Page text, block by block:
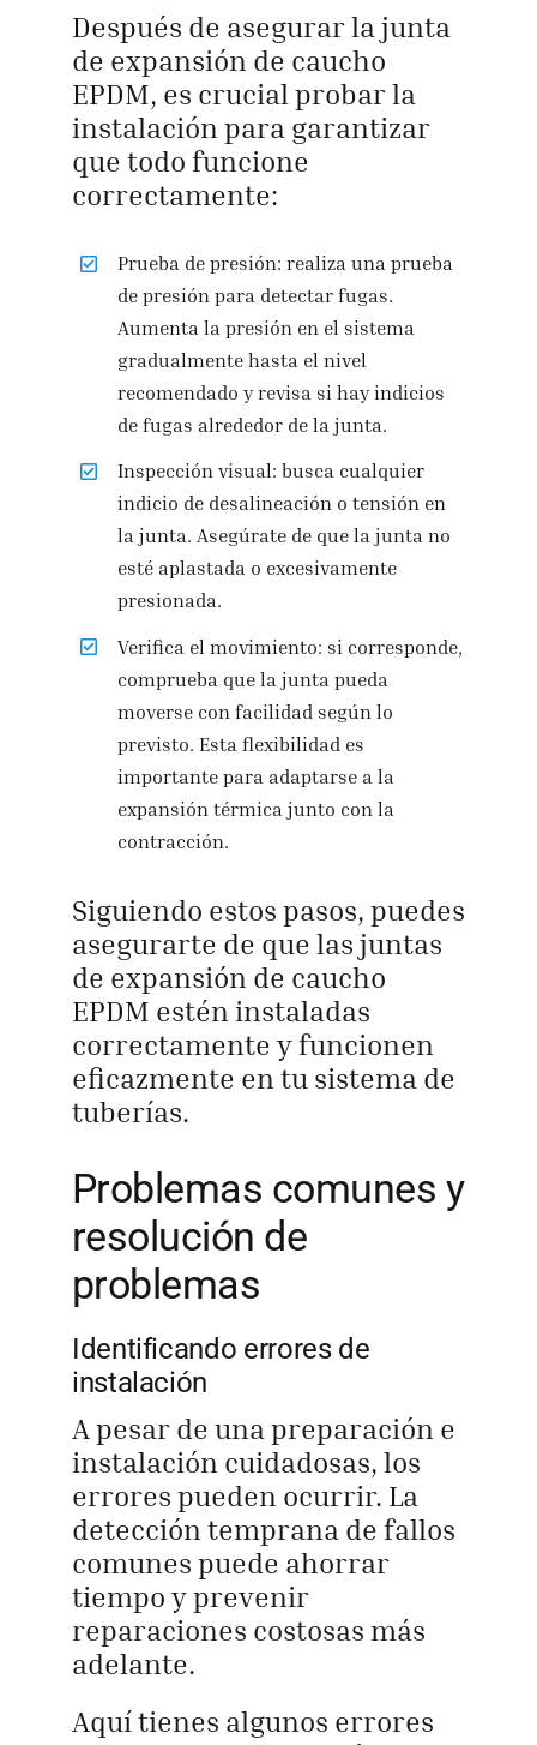
Después de asegurar la junta
de expansión de caucho
EPDM, es crucial probar la
instalación para garantizar
que todo funcione
correctamente:
Prueba de presión: realiza una prueba
de presión para detectar fugas.
Aumenta la presión en el sistema
gradualmente hasta el nivel
recomendado y revisa si hay indicios
de fugas alrededor de la junta.
Inspección visual: busca cualquier
indicio de desalineación o tensión en
la junta. Asegúrate de que la junta no
esté aplastada o excesivamente
presionada.
Verifica el movimiento: si corresponde,
comprueba que la junta pueda
moverse con facilidad según lo
previsto. Esta flexibilidad es
importante para adaptarse a la
expansión térmica junto con la
contracción.
Siguiendo estos pasos, puedes
asegurarte de que las juntas
de expansión de caucho
EPDM estén instaladas
correctamente y funcionen
eficazmente en tu sistema de
tuberías.
Problemas comunes y
resolución de
problemas
Identificando errores de
instalación
A pesar de una preparación e
instalación cuidadosas, los
errores pueden ocurrir. La
detección temprana de fallos
comunes puede ahorrar
tiempo y prevenir
reparaciones costosas más
adelante.
Aquí tienes algunos errores